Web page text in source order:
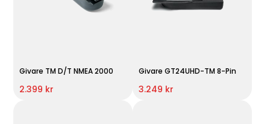
Givare TM D/T NMEA 2000
2.399 kr
Givare GT24UHD-TM 8-Pin
3.249 kr